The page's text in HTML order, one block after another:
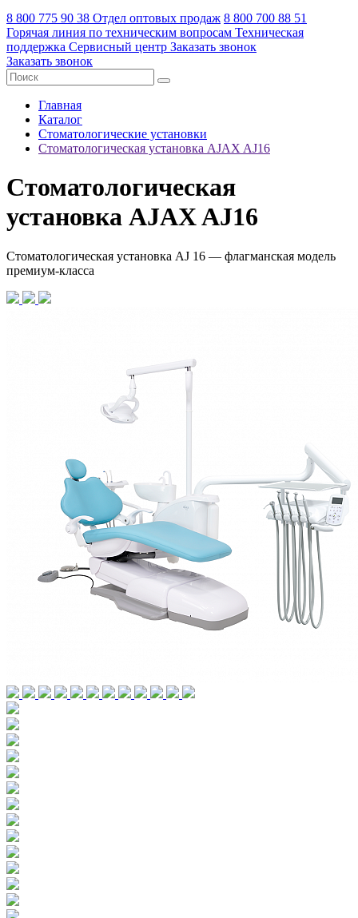
8 800 775 90 38 Отдел оптовых продаж 8 800 700 88 51
Горячая линия по техническим вопросам Техническая
поддержка Сервисный центр Заказать звонок
Заказать звонок
Главная
Каталог
Стоматологические установки
Стоматологическая установка AJAX AJ16
Стоматологическая
установка AJAX AJ16
Стоматологическая установка AJ 16 — флагманская модель
премиум-класса